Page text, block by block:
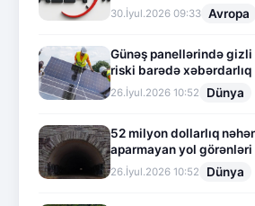
30.İyul.2026 09:33 Avropa
Günəş panellərində gizli
riski barədə xəbərdarlıq
26.İyul.2026 10:52 Dünya
52 milyon dollarlıq
aparmayan yol görənləri
26.İyul.2026 10:52 Dünya